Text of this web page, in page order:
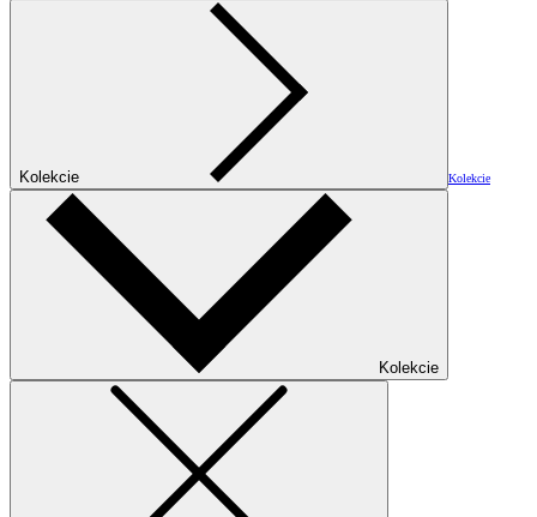
Kolekcie Kolekcie
Kolekcie